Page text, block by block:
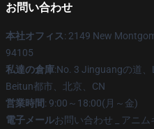
お問い合わせ
本社オフィス: 2149 New
94105
私達の倉庫:No. 3 Jinguangの道
Beitun都市、北京、CN
営業時間: 9:00～18:00(月～金)
電子メールお問い合わせ _ アニ